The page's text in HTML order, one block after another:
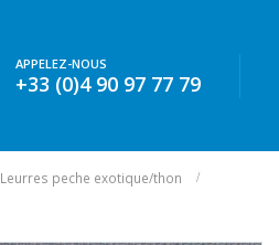
APPELEZ-NOUS
+33 (0)4 90 97 77 79
Leurres peche exotique/thon